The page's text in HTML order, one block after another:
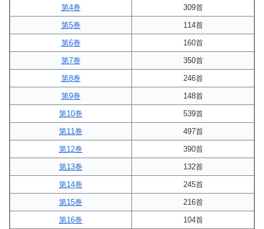
第4巻
309首
第5巻
114首
第6巻
160首
第7巻
350首
第8巻
246首
第9巻
148首
第10巻
539首
第11巻
497首
第12巻
390首
第13巻
132首
第14巻
245首
第15巻
216首
第16巻
104首